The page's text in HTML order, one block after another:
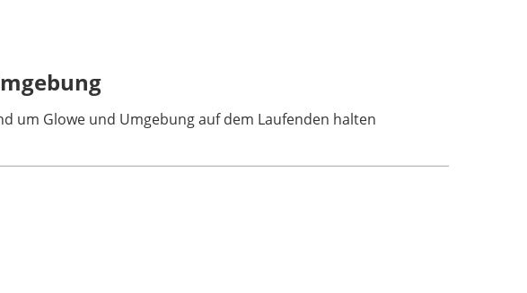
um Glowe und Umgebung auf dem Laufenden halten